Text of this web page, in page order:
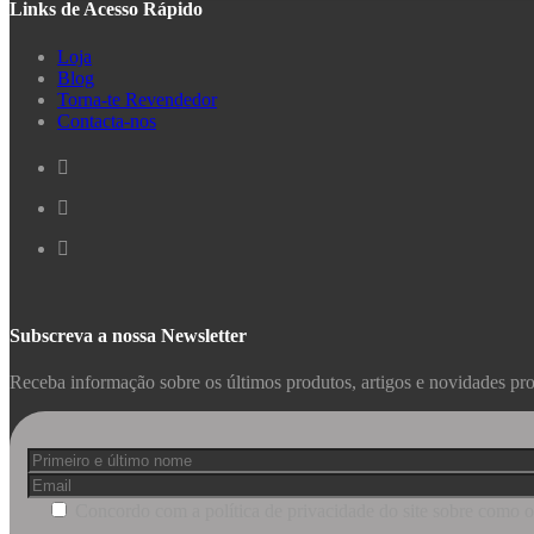
Links de Acesso Rápido
Loja
Blog
Torna-te Revendedor
Contacta-nos
Subscreva a nossa Newsletter
Receba informação sobre os últimos produtos, artigos e novidades